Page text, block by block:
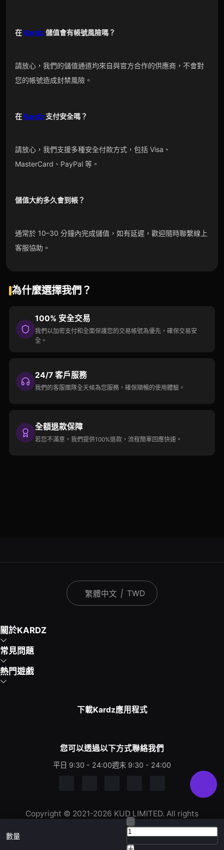
在Kardz儲值會有帳號風險嗎？
請放心，我們的儲值通道均來自與官方合作的供應商，不會對
您的帳號造成封禁風險。
在Kardz支付安全嗎？
請放心，我們支援多種安全付款方式，包括 Visa、
MasterCard、PayPal 等。
儲值大約多久會到帳？
通常於 10–30 分鐘內完成儲值，如有延遲，歡迎隨時聯繫線上
客服協助。
為什麼選擇我們？
100% 安全交易
我們以加密支付和全面保護您的交易帳號為優先，確保交易安
全。
24/7 客戶服務
我們的客服團隊全天候為您服務，確保順暢的使用體驗。
全額退款保障
若您不滿意，我們提供100%退款，流程簡單回應快速。
數量
繁體中文 | TWD
關於KARDZ
常見問題
熱門遊戲
下載Kardz應用程式
您可以透過以下方式聯絡我們
平日 9:30 - 24:00週末 9:30 - 24:00
Copyright © 2021-2026 KUD LIMITED. All rights
reserved.